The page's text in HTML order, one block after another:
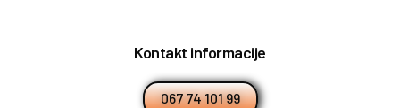
Kontakt informacije
067 74 101 99